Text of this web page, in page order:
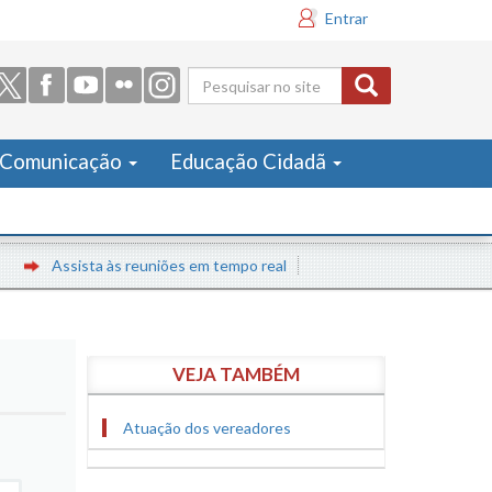
Entrar
Formulário
de busca
Comunicação Educação Cidadã
Assista às reuniões em tempo real
VEJA TAMBÉM
Atuação dos vereadores